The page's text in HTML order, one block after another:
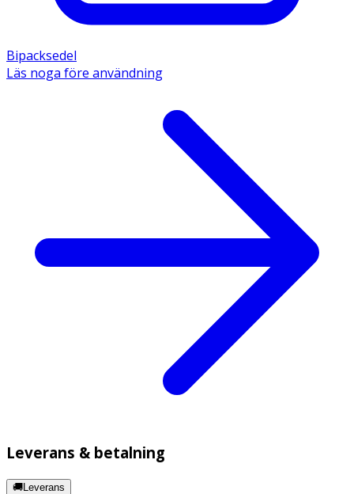
Bipacksedel
Läs noga före användning
Leverans & betalning
🚚Leverans